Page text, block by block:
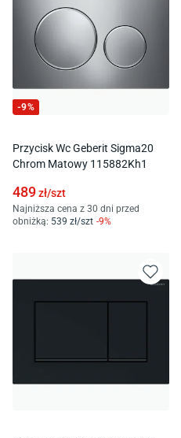
-9%
Przycisk Wc Geberit Sigma20
Chrom Matowy 115882Kh1
489zł/szt
Najniższa cena z 30 dni przed
obniżką: 539 zł/szt -9%